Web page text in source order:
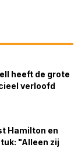
heeft de grote
verloofd
Hamilton en
"Alleen zij